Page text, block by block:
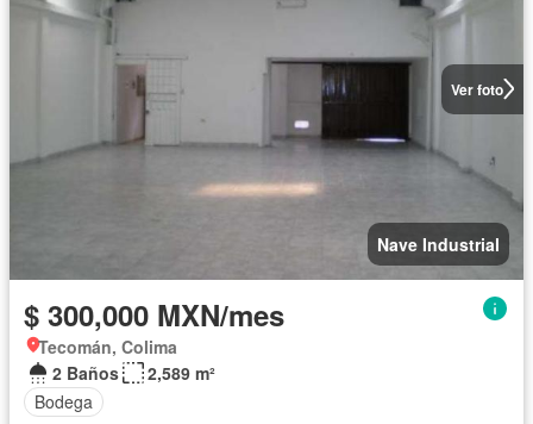
Ver foto
Nave Industrial
$ 300,000 MXN/mes
Tecomán, Colima
2 Baños
2,589 m²
Bodega